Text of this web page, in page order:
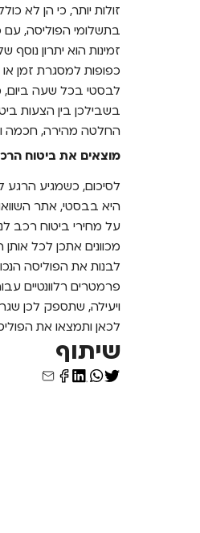
זולות יותר, כי הן לא
בתשלומי הפוליסה, עם
זמינות הוא יתרון
לבסטי בכל שעה ביום,
בשבילכן בין הצעות
החלטה מהירה, חכמה
מוצאים את ביטוח
לסיכום, כשמגיע
היא בבסטי, אתר
על מחירי ביטוח רכב
מכוונים אתכן לכל
לבנות את הפוליסה
ויעילה, שתספק לכן
לכאן ותמצאו את
שיתוף